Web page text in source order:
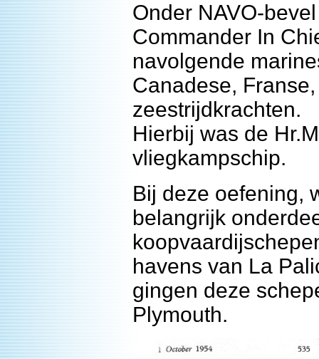
Onder NAVO-
Commander In
navolgende
Canadese,
zeestrijdkrachten.
Hierbij was de
vliegkampschip.
Bij deze oefening,
belangrijk
havens van La
gingen deze
Plymouth.